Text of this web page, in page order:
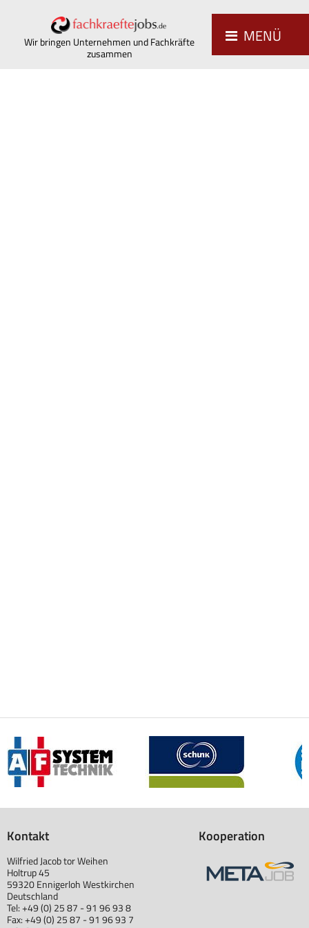
Wir bringen Unternehmen und Fachkräfte
zusammen
MENÜ
Kontakt
Wilfried Jacob tor Weihen
Holtrup 45
59320 Ennigerloh Westkirchen
Deutschland
Tel: +49 (0) 25 87 - 91 96 93 8
Fax: +49 (0) 25 87 - 91 96 93 7
Kooperation